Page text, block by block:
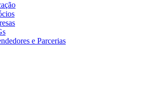
e Parcerias